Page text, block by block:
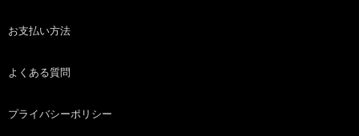
お支払い方法
よくある質問
プライバシーポリシー